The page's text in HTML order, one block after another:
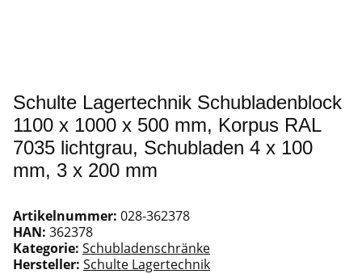
Schulte Lagertechnik Schubladenblock
1100 x 1000 x 500 mm, Korpus RAL
7035 lichtgrau, Schubladen 4 x 100
mm, 3 x 200 mm
Artikelnummer: 028-362378
HAN: 362378
Kategorie: Schubladenschränke
Hersteller: Schulte Lagertechnik